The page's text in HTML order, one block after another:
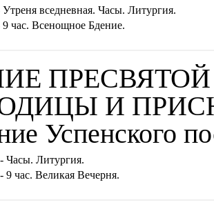
Утреня вседневная. Часы. Литургия.
9 час. Всенощное Бдение.
И
Успенского
- Часы. Литургия.
- 9 час. Великая Вечерня.